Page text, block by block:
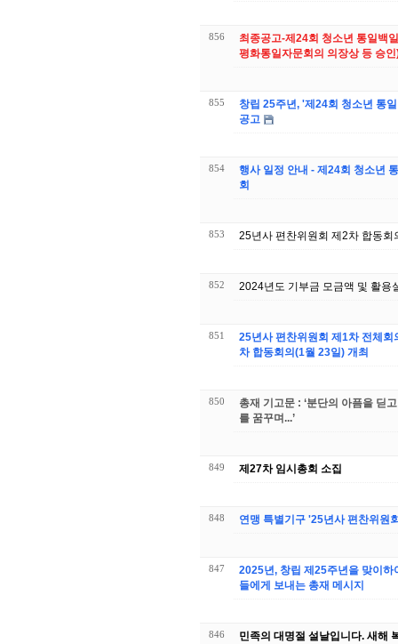
856
최종공고-제24회 청소년 통일백
평화통일자문회의 의장상 등 승인
855
창립 25주년, '제24회 청소년 통
공고
854
행사 일정 안내 - 제24회 청소년
회
853 25년사 편찬위원회 제2차 합동회
852 2024년도 기부금 모금액 및 활용
851
25년사 편찬위원회 제1차 전체회의(3
차 합동회의(1월 23일) 개최
850
총재 기고문 : ‘분단의 아픔을 딛
를 꿈꾸며...’
849 제27차 임시총회 소집
848 연맹 특별기구 '25년사 편찬위원
847
2025년, 창립 제25주년을 맞이하
들에게 보내는 총재 메시지
846 민족의 대명절 설날입니다. 새해